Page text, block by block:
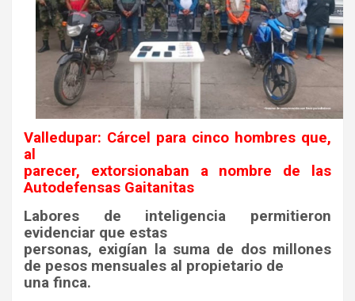
Valledupar: Cárcel para cinco hombres que,
al
parecer, extorsionaban a nombre de las
Autodefensas Gaitanitas
Labores de inteligencia permitieron
evidenciar que estas
personas, exigían la suma de dos millones
de pesos mensuales al propietario de
una finca.